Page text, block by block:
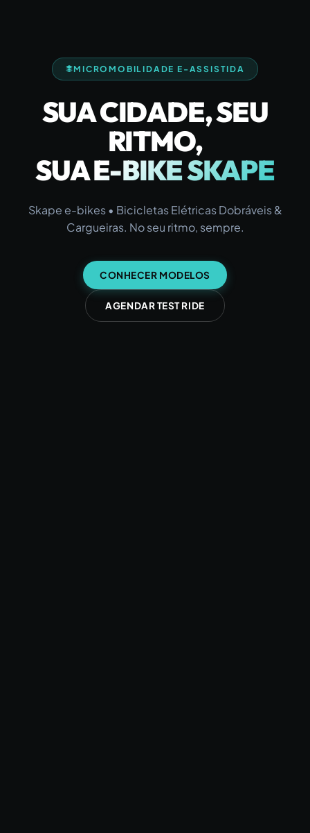
MICROMOBILIDADE E-ASSISTIDA
SUA CIDADE, SEU
RITMO,
SUA E-BIKE SKAPE
Skape e-bikes • Bicicletas Elétricas Dobráveis &
Cargueiras. No seu ritmo, sempre.
CONHECER MODELOS
AGENDAR TEST RIDE